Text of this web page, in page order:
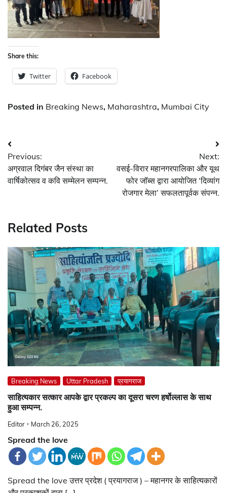
Share this:
Twitter Facebook
Posted in Breaking News, Maharashtra, Mumbai City
Post
navigation
Previous:
अग्रवाल दिगंबर जैन संस्था का
वार्षिकोत्सव व कवि सम्मेलन सम्पन्न.
Next:
वसई-विरार महानगरपालिका और यूथ
फोर जॉब्स द्वारा आयोजित ‘दिव्यांग
रोजगार मेला’ सफलतापूर्वक संपन्न.
Related Posts
Breaking News Uttar Pradesh प्रयागराज
साहित्यकार सत्कार आपके द्वार प्रकल्प का दूसरा चरण हर्षोल्लास के साथ
हुआ सम्पन्न.
Editor March 26, 2025
Spread the love
Spread the love उत्तर प्रदेश ( प्रयागराज ) – महानगर के साहित्यकारों